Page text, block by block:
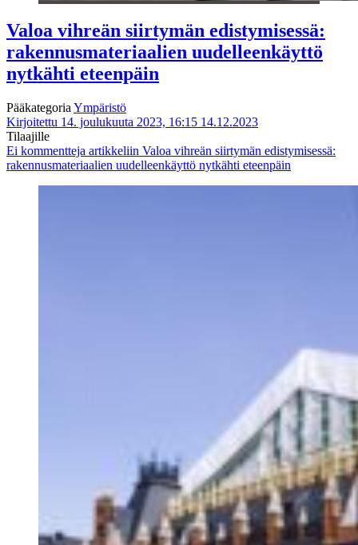
Valoa vihreän siirtymän edistymisessä:
rakennusmateriaalien uudelleenkäyttö
nytkähti eteenpäin
Pääkategoria Ympäristö
Kirjoitettu 14. joulukuuta 2023, 16:15 14.12.2023
Tilaajille
Ei kommentteja artikkeliin Valoa vihreän siirtymän edistymisessä:
rakennusmateriaalien uudelleenkäyttö nytkähti eteenpäin